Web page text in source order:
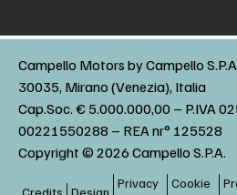
Campello Motors by Campello
30035, Mirano (Venezia), Italia
Cap.Soc. € 5.000.000,00 – P.IVA
00221550288 – REA nr° 125528
Copyright © 2026 Campello S.P.A.
Privacy
Cookie